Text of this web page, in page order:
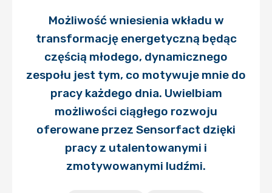
Możliwość wniesienia wkładu w
transformację energetyczną będąc
częścią młodego, dynamicznego
zespołu jest tym, co motywuje mnie do
pracy każdego dnia. Uwielbiam
możliwości ciągłego rozwoju
oferowane przez Sensorfact dzięki
pracy z utalentowanymi i
zmotywowanymi ludźmi.